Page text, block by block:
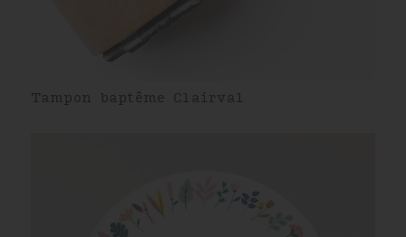
Tampon baptême Clairval